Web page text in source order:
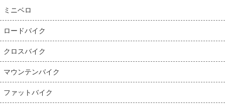
ミニベロ
ロードバイク
クロスバイク
マウンテンバイク
ファットバイク